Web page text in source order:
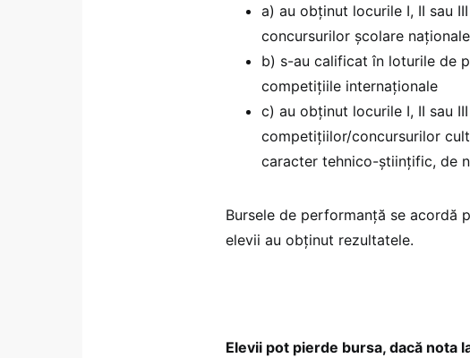
a) au obținut locurile I, II sau
concursurilor şcolare
b) s-au calificat în loturile de
competițiile internaționale
c) au obținut locurile I, II sau
competițiilor/concursurilor
caracter tehnico-științific, de
Bursele de performanță se acordă
elevii au obținut rezultatele.
Elevii pot pierde bursa, dacă nota